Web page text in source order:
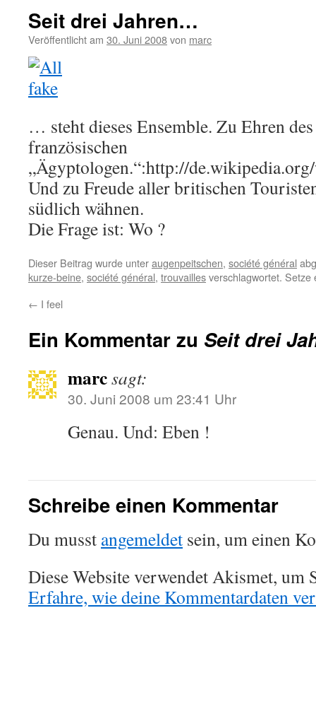
Seit drei Jahren…
Veröffentlicht am 30. Juni 2008von marc
… steht dieses Ensemble. Zu Ehren
französischen
„Ägyptologen.“:http://
Und zu Freude aller britischen
südlich wähnen.
Die Frage ist: Wo ?
Dieser Beitrag wurde unteraugenpeitschen, société général
kurze-beine, société général, trouvaillesverschlagwortet.
← I feel
Ein Kommentar zu Seit drei
marcsagt:
30. Juni 2008 um 23:41 Uhr
Genau. Und: Eben !
Schreibe einen Kommentar
Du musst angemeldet sein, um einen
Diese Website verwendet Akismet, um
Erfahre, wie deine Kommentardaten